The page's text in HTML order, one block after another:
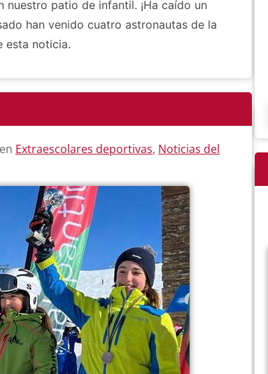
patio de infantil. ¡Ha caído un
han venido cuatro astronautas de la
esta noticia.
Extraescolares deportivas, Noticias del